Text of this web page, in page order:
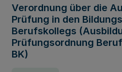
Verordnung über die
Prüfung in den
Berufskollegs
Prüfungsordnung
BK)